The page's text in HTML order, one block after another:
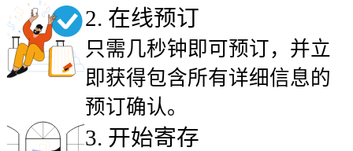
2. 在线预订
只需几秒钟即可预订，并立
即获得包含所有详细信息的
预订确认。
3. 开始寄存